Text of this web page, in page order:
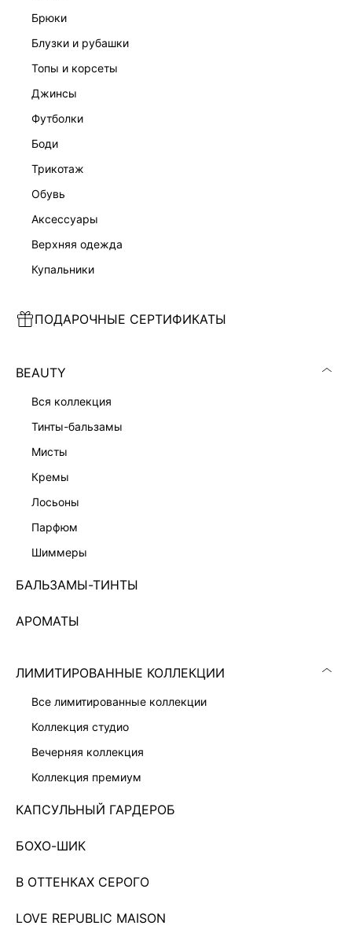
брюки
блузки и рубашки
топы и корсеты
джинсы
футболки
боди
трикотаж
обувь
аксессуары
верхняя одежда
купальники
ПОДАРОЧНЫЕ СЕРТИФИКАТЫ
BEAUTY
вся коллекция
тинты-бальзамы
мисты
кремы
лосьоны
парфюм
шиммеры
БАЛЬЗАМЫ-ТИНТЫ
АРОМАТЫ
ЛИМИТИРОВАННЫЕ КОЛЛЕКЦИИ
все лимитированные коллекции
коллекция студио
вечерняя коллекция
коллекция премиум
КАПСУЛЬНЫЙ ГАРДЕРОБ
БОХО-ШИК
В ОТТЕНКАХ СЕРОГО
LOVE REPUBLIC MAISON
13 999 ₽
КОМБИНЕЗОН НА БРЕТЕЛЯХ
КОРОТКИЙ КОМБИНЕЗОН С ВИСКОЗОЙ
Показано 0 из 70 товаров